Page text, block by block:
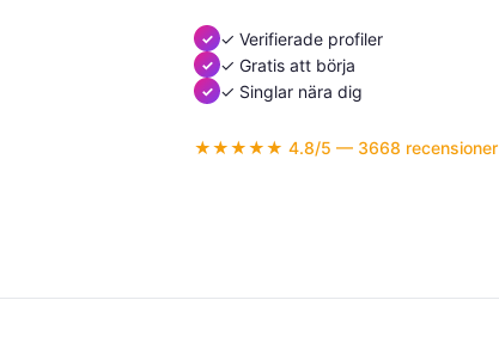
✓ Verifierade profiler
✓ Gratis att börja
✓ Singlar nära dig
★★★★★ 4.8/5 — 3668 recensioner